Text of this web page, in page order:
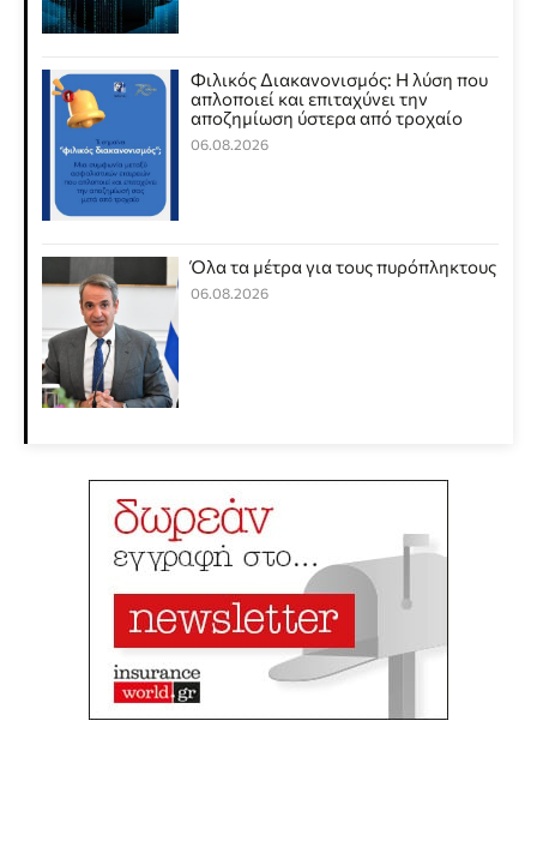
Φιλικός Διακανονισμός: Η λύση που
απλοποιεί και επιταχύνει την
αποζημίωση ύστερα από τροχαίο
06.08.2026
Όλα τα μέτρα για τους πυρόπληκτους
06.08.2026